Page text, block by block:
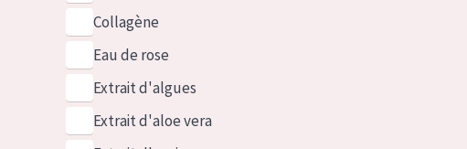
Collagène
Eau de rose
Extrait d'algues
Extrait d'aloe vera